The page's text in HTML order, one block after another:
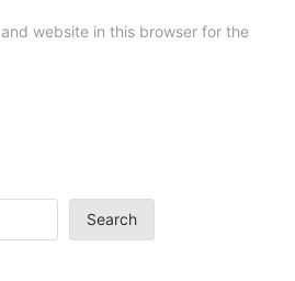
website in this browser for the
Search